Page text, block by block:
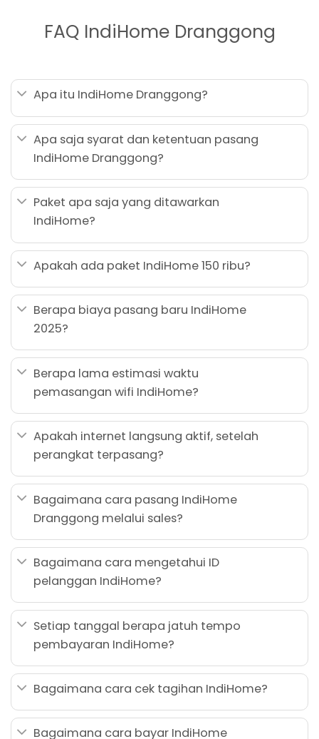
FAQ IndiHome Dranggong
Apa itu IndiHome Dranggong?
Apa saja syarat dan ketentuan pasang
IndiHome Dranggong?
Paket apa saja yang ditawarkan
IndiHome?
Apakah ada paket IndiHome 150 ribu?
Berapa biaya pasang baru IndiHome
2025?
Berapa lama estimasi waktu
pemasangan wifi IndiHome?
Apakah internet langsung aktif, setelah
perangkat terpasang?
Bagaimana cara pasang IndiHome
Dranggong melalui sales?
Bagaimana cara mengetahui ID
pelanggan IndiHome?
Setiap tanggal berapa jatuh tempo
pembayaran IndiHome?
Bagaimana cara cek tagihan IndiHome?
Bagaimana cara bayar IndiHome